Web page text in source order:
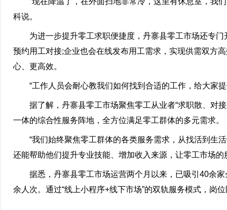
科说。
为进一步提升零工求职便捷度，丹寨县零工市场还专门
预约用工对接;企业也会在线发布用工需求，实现供需双方
心、更高效。
“工作人员会耐心教我们如何找到合适的工作，给大家提
据了解，丹寨县零工市场聚焦零工从业者“求职散、对接
一体的综合性服务阵地，全方位满足零工群体的多元需求。
“我们始终聚焦零工群体的各类服务需求，从找活到生活
还能帮助他们提升专业技能、增加收入来源，让零工市场
据悉，丹寨县零工市场运营两个月以来，已吸引40余家
余人次。通过“线上小程序+线下市场”的双轨服务模式，岗